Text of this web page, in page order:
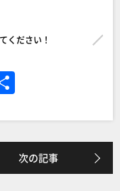
ください！
次の記事